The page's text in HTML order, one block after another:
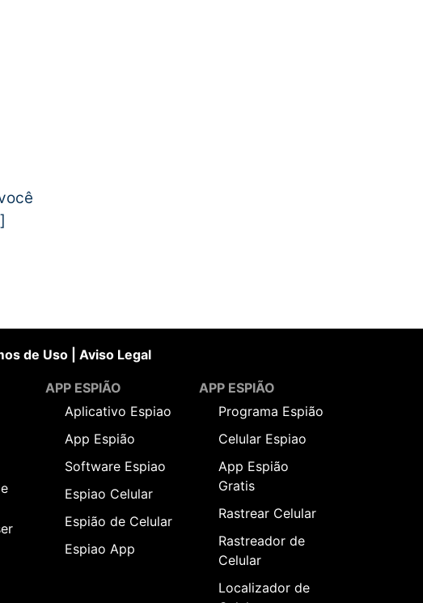
de Uso Aviso Legal
APP ESPIÃO
Aplicativo Espiao
App Espião
Software Espiao
Espiao Celular
Espião de Celular
Espiao App
APP ESPIÃO
Programa Espião
Celular Espiao
App Espião
Gratis
Rastrear Celular
Rastreador de
Celular
Localizador de